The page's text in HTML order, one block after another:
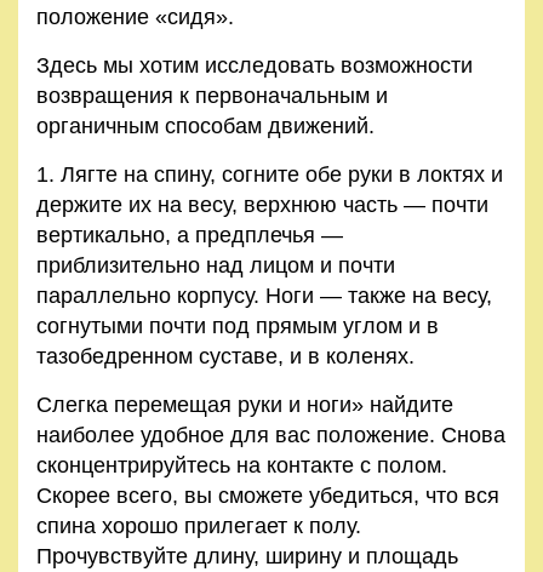
Правила
и
условия
конфиденциальности
положение «сидя».
Здесь мы хотим исследовать возможности
возвращения к первоначальным и
органичным способам движений.
1. Лягте на спину, согните обе руки в локтях и
держите их на весу, верхнюю часть — почти
вертикально, а предплечья —
приблизительно над лицом и почти
параллельно корпусу. Ноги — также на весу,
согнутыми почти под прямым углом и в
тазобедренном суставе, и в коленях.
Слегка перемещая руки и ноги» найдите
наиболее удобное для вас положение. Снова
сконцентрируйтесь на контакте с полом.
Скорее всего, вы сможете убедиться, что вся
спина хорошо прилегает к полу.
Прочувствуйте длину, ширину и площадь